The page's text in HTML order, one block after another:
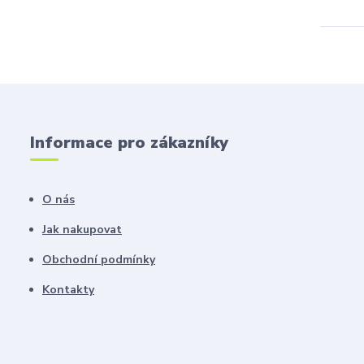
Informace pro zákazníky
O nás
Jak nakupovat
Obchodní podmínky
Kontakty